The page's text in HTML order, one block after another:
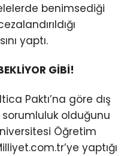
benimsediği
yaptı.
GİBİ!
Paktı’na göre dış
sorumluluk olduğunu
Öğretim
yaptığı